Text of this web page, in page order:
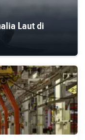
Laut di